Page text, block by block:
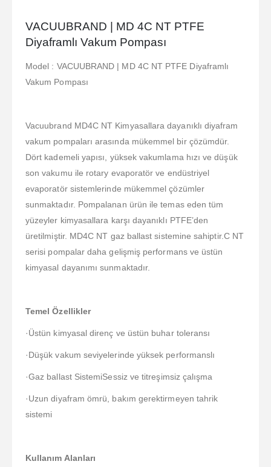
VACUUBRAND | MD 4C NT PTFE
Diyaframlı Vakum Pompası
Model : VACUUBRAND | MD 4C NT PTFE Diyaframlı
Vakum Pompası
Vacuubrand MD4C NT Kimyasallara dayanıklı diyafram
vakum pompaları arasında mükemmel bir çözümdür.
Dört kademeli yapısı, yüksek vakumlama hızı ve düşük
son vakumu ile rotary evaporatör ve endüstriyel
evaporatör sistemlerinde mükemmel çözümler
sunmaktadır. Pompalanan ürün ile temas eden tüm
yüzeyler kimyasallara karşı dayanıklı PTFE’den
üretilmiştir. MD4C NT gaz ballast sistemine sahiptir.C NT
serisi pompalar daha gelişmiş performans ve üstün
kimyasal dayanımı sunmaktadır.
Temel Özellikler
·Üstün kimyasal direnç ve üstün buhar toleransı
·Düşük vakum seviyelerinde yüksek performanslı
·Gaz ballast SistemiSessiz ve titreşimsiz çalışma
·Uzun diyafram ömrü, bakım gerektirmeyen tahrik
sistemi
Kullanım Alanları